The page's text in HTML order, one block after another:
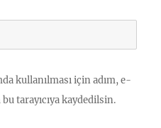
kullanılması için adım, e-
tarayıcıya kaydedilsin.